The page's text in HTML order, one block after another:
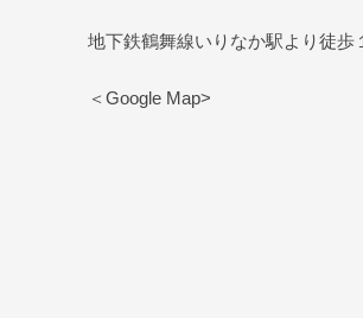
地下鉄鶴舞線いりなか駅より徒歩
＜Google Map>